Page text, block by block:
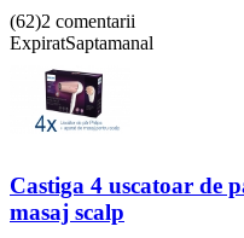
(62)2 comentarii
ExpiratSaptamanal
Castiga 4 uscatoar de
masaj scalp